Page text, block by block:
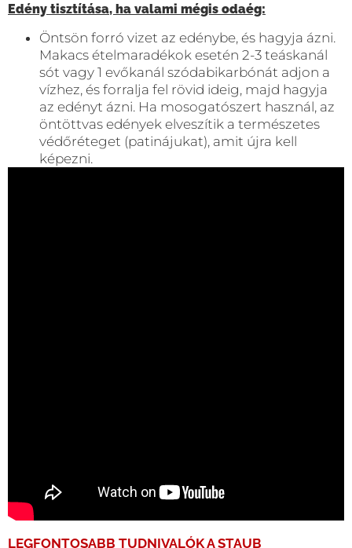
Edény tisztítása, ha valami mégis odaég:
Öntsön forró vizet az edénybe, és hagyja ázni.
Makacs ételmaradékok esetén 2-3 teáskanál
sót vagy 1 evőkanál szódabikarbónát adjon a
vízhez, és forralja fel rövid ideig, majd hagyja
az edényt ázni. Ha mosogatószert használ, az
öntöttvas edények elveszítik a természetes
védőréteget (patinájukat), amit újra kell
képezni.
LEGFONTOSABB TUDNIVALÓK ASTAUB